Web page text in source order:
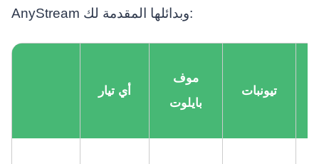
AnyStream وبدائلها المقدمة لك:
أي تيار
موف
بايلوت
تيونبات